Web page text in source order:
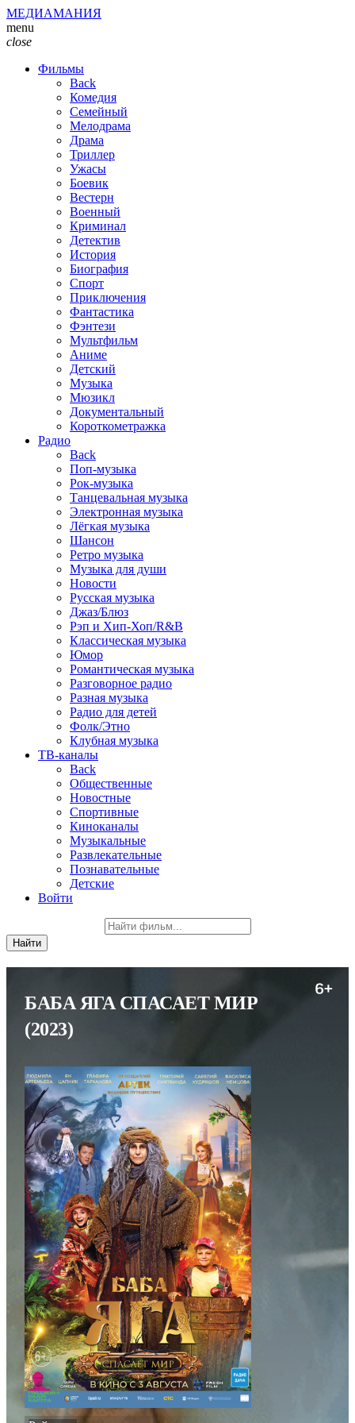
МЕДИАМАНИЯ
menu
close
Фильмы
Back
Комедия
Семейный
Мелодрама
Драма
Триллер
Ужасы
Боевик
Вестерн
Военный
Криминал
Детектив
История
Биография
Спорт
Приключения
Фантастика
Фэнтези
Мультфильм
Аниме
Детский
Музыка
Мюзикл
Документальный
Короткометражка
Радио
Back
Поп-музыка
Рок-музыка
Танцевальная музыка
Электронная музыка
Лёгкая музыка
Шансон
Ретро музыка
Музыка для души
Новости
Русская музыка
Джаз/Блюз
Рэп и Хип-Хоп/R&B
Классическая музыка
Юмор
Романтическая музыка
Разговорное радио
Разная музыка
Радио для детей
Фолк/Этно
Клубная музыка
ТВ-каналы
Back
Общественные
Новостные
Спортивные
Киноканалы
Музыкальные
Развлекательные
Познавательные
Детские
Войти
БАБА ЯГА СПАСАЕТ МИР
(2023)